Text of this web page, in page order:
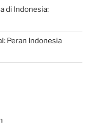
di Indonesia:
Peran Indonesia